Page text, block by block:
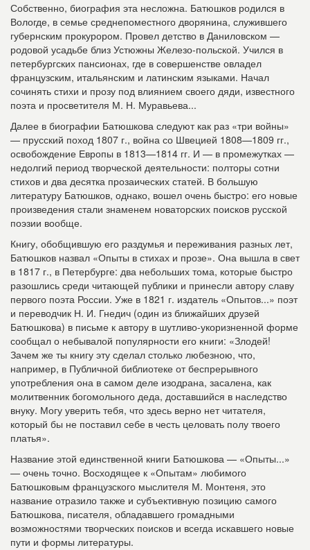
Собственно, биография эта несложна. Батюшков родился в
Вологде, в семье среднепоместного дворянина, служившего
губернским прокурором. Провел детство в Даниловском —
родовой усадьбе близ Устюжны Железо-польской. Учился в
петербургских пансионах, где в совершенстве овладел
французским, итальянским и латинским языками. Начал
сочинять стихи и прозу под влиянием своего дяди, известного
поэта и просветителя М. Н. Муравьева...
Далее в биографии Батюшкова следуют как раз «три войны»
— прусский поход 1807 г., война со Швецией 1808—1809 гг.,
освобождение Европы в 1813—1814 гг. И — в промежутках —
недолгий период творческой деятельности: полторы сотни
стихов и два десятка прозаических статей. В большую
литературу Батюшков, однако, вошел очень быстро: его новые
произведения стали знаменем новаторских поисков русской
поэзии вообще.
Книгу, обобщившую его раздумья и переживания разных лет,
Батюшков назвал «Опыты в стихах и прозе». Она вышла в свет
в 1817 г., в Петербурге: два небольших тома, которые быстро
разошлись среди читающей публики и принесли автору славу
первого поэта России. Уже в 1821 г. издатель «Опытов...» поэт
и переводчик Н. И. Гнедич (один из ближайших друзей
Батюшкова) в письме к автору в шутливо-укоризненной форме
сообщал о небывалой популярности его книги: «Злодей!
Зачем же ты книгу эту сделал столько любезною, что,
например, в Публичной библиотеке от беспрерывного
употребления она в самом деле изодрана, засалена, как
молитвенник богомольного деда, доставшийся в наследство
внуку. Могу уверить тебя, что здесь верно нет читателя,
который бы не поставил себе в честь целовать полу твоего
платья».
Название этой единственной книги Батюшкова — «Опыты...»
— очень точно. Восходящее к «Опытам» любимого
Батюшковым французского мыслителя М. Монтеня, это
название отразило также и субъективную позицию самого
Батюшкова, писателя, обладавшего громадными
возможностями творческих поисков и всегда искавшего новые
пути и формы литературы.